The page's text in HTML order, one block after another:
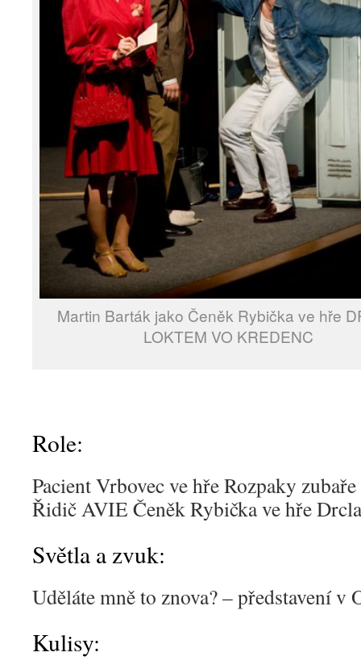
Martin Barták jako Čeněk Rybička ve hře
LOKTEM VO KREDENC
Role:
Pacient Vrbovec ve hře Rozpaky
Řidič AVIE Čeněk Rybička ve hře
Světla a zvuk:
Uděláte mně to znova? – představení
Kulisy: